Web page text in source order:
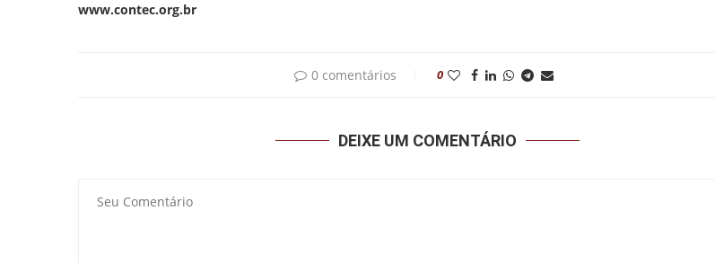
www.contec.org.br
0 comentários 0
DEIXE UM COMENTÁRIO